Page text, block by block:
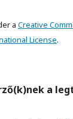
a Creative
License.
a